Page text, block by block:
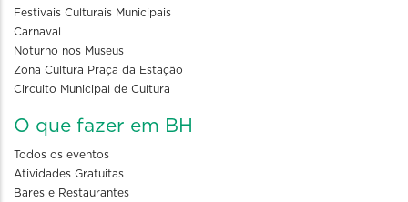
Festivais Culturais Municipais
Carnaval
Noturno nos Museus
Zona Cultura Praça da Estação
Circuito Municipal de Cultura
O que fazer em BH
Todos os eventos
Atividades Gratuitas
Bares e Restaurantes